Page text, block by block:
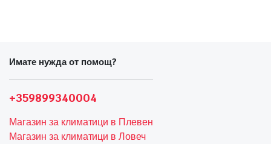
Имате нужда от помощ?
+359899340004
Магазин за климатици в Плевен
Магазин за климатици в Ловеч